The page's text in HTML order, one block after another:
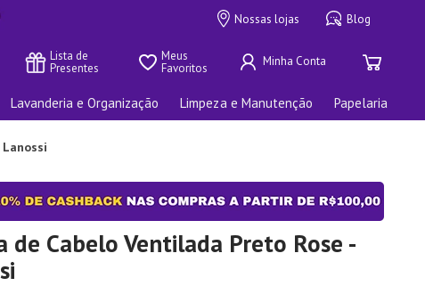
Nossas lojas Blog
Lista de
Presentes
Meus
Favoritos
Lavanderia e Organização Limpeza e Manutenção Papelaria
de Cabelo Ventilada Preto Rose -